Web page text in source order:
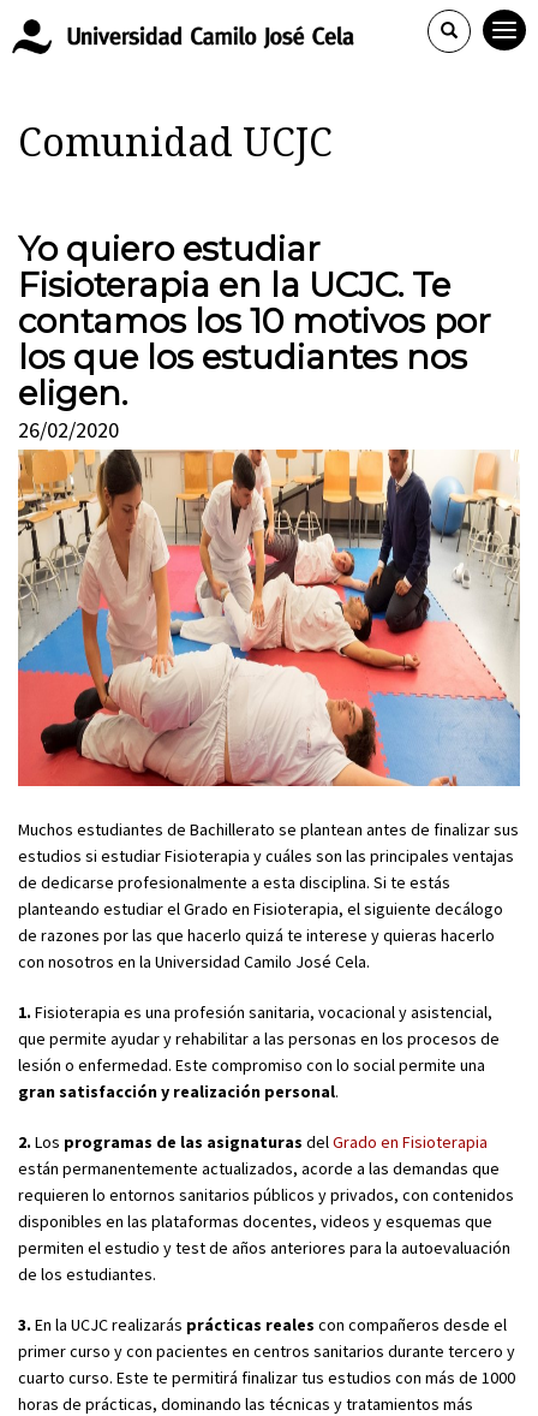
Comunidad UCJC
Yo quiero estudiar
Fisioterapia en la UCJC. Te
contamos los 10 motivos por
los que los estudiantes nos
eligen.
26/02/2020
Muchos estudiantes de Bachillerato se plantean antes de finalizar sus
estudios si estudiar Fisioterapia y cuáles son las principales ventajas
de dedicarse profesionalmente a esta disciplina. Si te estás
planteando estudiar el Grado en Fisioterapia, el siguiente decálogo
de razones por las que hacerlo quizá te interese y quieras hacerlo
con nosotros en la Universidad Camilo José Cela.
1. Fisioterapia es una profesión sanitaria, vocacional y asistencial,
que permite ayudar y rehabilitar a las personas en los procesos de
lesión o enfermedad. Este compromiso con lo social permite una
gran satisfacción y realización personal.
2. Los programas de las asignaturas delGrado en Fisioterapia
están permanentemente actualizados, acorde a las demandas que
requieren lo entornos sanitarios públicos y privados, con contenidos
disponibles en las plataformas docentes, videos y esquemas que
permiten el estudio y test de años anteriores para la autoevaluación
de los estudiantes.
3. En la UCJC realizarás prácticas reales con compañeros desde el
primer curso y con pacientes en centros sanitarios durante tercero y
cuarto curso. Este te permitirá finalizar tus estudios con más de 1000
horas de prácticas, dominando las técnicas y tratamientos más